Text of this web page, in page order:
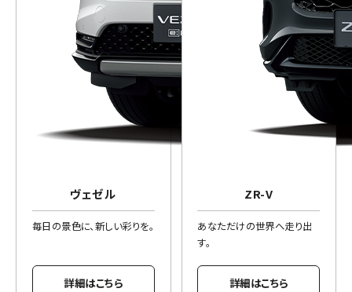
ヴェゼル
毎日の景色に、新しい彩りを。
詳細はこちら
ZR-V
あなただけの世界へ走り出
す。
詳細はこちら